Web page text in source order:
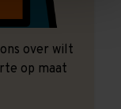
over wilt
op maat